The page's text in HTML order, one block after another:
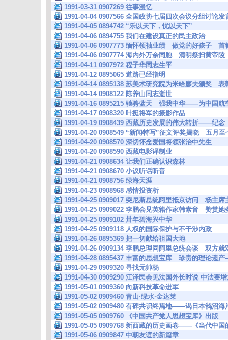
1991-03-31 0907269 往事漫忆
1991-04-04 0907566 全国政协七届四次会议分组讨论发
1991-04-05 0894742 “乐以天下，忧以天下”
1991-04-06 0894755 我们在建设真正的民主政治
1991-04-06 0907773 缅怀领袖业绩 做党的好孩子 首
1991-04-06 0907774 海内外万余同胞 清明祭扫黄帝陵
1991-04-11 0907972 程子华同志生平
1991-04-12 0895065 道路已经指明
1991-04-14 0895138 苏美术研究院为米哈廖夫颁奖 表
1991-04-14 0908122 陈养山同志逝世
1991-04-16 0895215 驰骋蓝天 强我中华——为中国航
1991-04-17 0908320 叶挺将军的摄影作品
1991-04-19 0908439 西藏历史发展的伟大转折——纪念
1991-04-20 0908549 “新闻特写”征文评奖揭晓 五月至
1991-04-20 0908570 深切怀念爱国将领张治中先生
1991-04-20 0908590 西藏电影译制业
1991-04-21 0908634 让我们正确认识森林
1991-04-21 0908670 小议听话听音
1991-04-21 0908756 绿海天涯
1991-04-23 0908968 感情投资析
1991-04-25 0909017 突尼斯总统阿里抵京访问 杨主席
1991-04-25 0909022 李鹏会见英籍作家韩素音 赞赏她
1991-04-25 0909102 卅年碧海兴中华
1991-04-25 0909118 人权的国际保护与不干涉内政
1991-04-26 0895369 把一切献给祖国大地
1991-04-26 0909134 李鹏总理同阿里总统会谈 双方就
1991-04-28 0895437 丰富的思想宝库 珍贵的理论遗
1991-04-29 0909320 寻找元帅杨
1991-04-30 0909290 江泽民会见法国外长时说 中法要
1991-05-01 0909360 向新科技革命进军
1991-05-02 0909460 青山·绿水·金达莱
1991-05-02 0909480 有碑共识终焉地——谒日本鹄沼海
1991-05-05 0909760 《中国共产党人思想宝库》出版
1991-05-05 0909768 新西藏的历史画卷——《当代中国
1991-05-06 0909847 中朝友谊的新篇章